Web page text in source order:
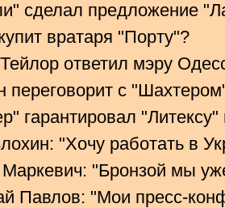
сделал предложение
вратаря "Порту"?
ответил мэру
переговорит с
гарантировал
"Хочу работать в
"Бронзой мы
Павлов: "Мои пресс-